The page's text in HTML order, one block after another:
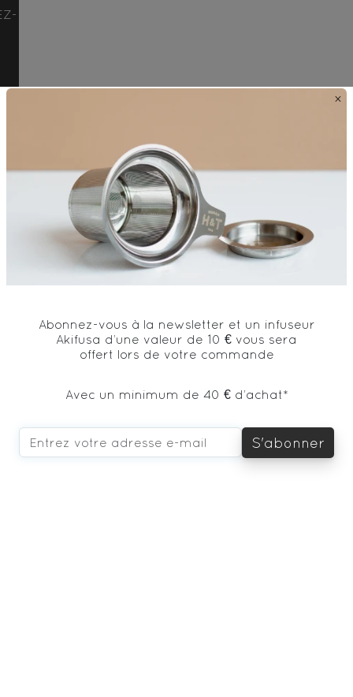
×
Abonnez-vous à la newsletter et un infuseur
Akifusa d’une valeur de 10 € vous sera
offert lors de votre commande
Avec un minimum de 40 € d’achat*
S'abonner
NOUS